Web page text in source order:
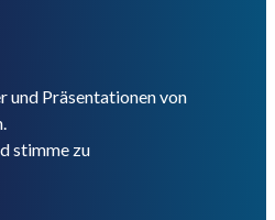
und Präsentationen von
stimme zu